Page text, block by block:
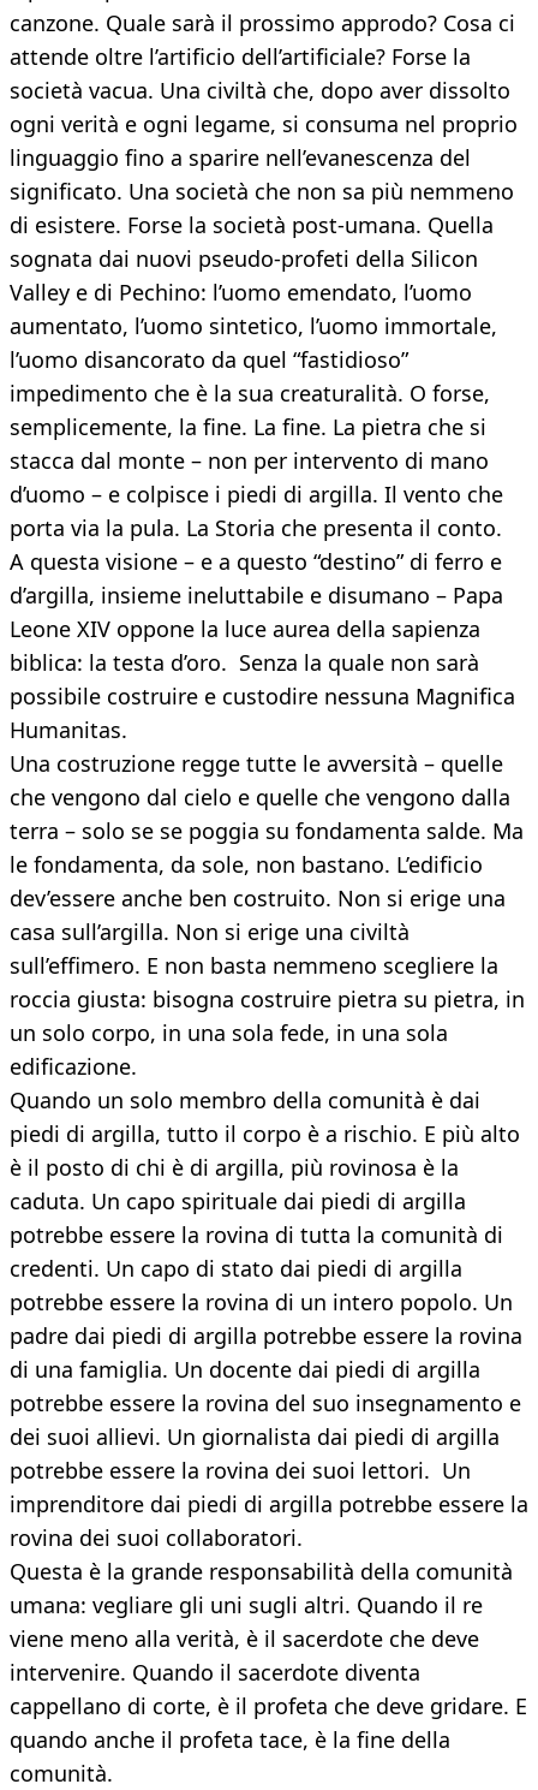
canzone. Quale sarà il prossimo approdo? Cosa ci
attende oltre l’artificio dell’artificiale? Forse la
società vacua. Una civiltà che, dopo aver dissolto
ogni verità e ogni legame, si consuma nel proprio
linguaggio fino a sparire nell’evanescenza del
significato. Una società che non sa più nemmeno
di esistere. Forse la società post-umana. Quella
sognata dai nuovi pseudo-profeti della Silicon
Valley e di Pechino: l’uomo emendato, l’uomo
aumentato, l’uomo sintetico, l’uomo immortale,
l’uomo disancorato da quel “fastidioso”
impedimento che è la sua creaturalità. O forse,
semplicemente, la fine. La fine. La pietra che si
stacca dal monte – non per intervento di mano
d’uomo – e colpisce i piedi di argilla. Il vento che
porta via la pula. La Storia che presenta il conto.
A questa visione – e a questo “destino” di ferro e
d’argilla, insieme ineluttabile e disumano – Papa
Leone XIV oppone la luce aurea della sapienza
biblica: la testa d’oro. Senza la quale non sarà
possibile costruire e custodire nessuna Magnifica
Humanitas.
Una costruzione regge tutte le avversità – quelle
che vengono dal cielo e quelle che vengono dalla
terra – solo se se poggia su fondamenta salde. Ma
le fondamenta, da sole, non bastano. L’edificio
dev’essere anche ben costruito. Non si erige una
casa sull’argilla. Non si erige una civiltà
sull’effimero. E non basta nemmeno scegliere la
roccia giusta: bisogna costruire pietra su pietra, in
un solo corpo, in una sola fede, in una sola
edificazione.
Quando un solo membro della comunità è dai
piedi di argilla, tutto il corpo è a rischio. E più alto
è il posto di chi è di argilla, più rovinosa è la
caduta. Un capo spirituale dai piedi di argilla
potrebbe essere la rovina di tutta la comunità di
credenti. Un capo di stato dai piedi di argilla
potrebbe essere la rovina di un intero popolo. Un
padre dai piedi di argilla potrebbe essere la rovina
di una famiglia. Un docente dai piedi di argilla
potrebbe essere la rovina del suo insegnamento e
dei suoi allievi. Un giornalista dai piedi di argilla
potrebbe essere la rovina dei suoi lettori. Un
imprenditore dai piedi di argilla potrebbe essere la
rovina dei suoi collaboratori.
Questa è la grande responsabilità della comunità
umana: vegliare gli uni sugli altri. Quando il re
viene meno alla verità, è il sacerdote che deve
intervenire. Quando il sacerdote diventa
cappellano di corte, è il profeta che deve gridare. E
quando anche il profeta tace, è la fine della
comunità.